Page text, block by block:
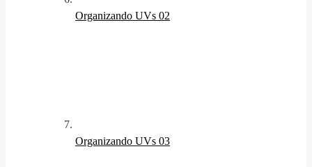
Organizando UVs 02
Organizando UVs 03